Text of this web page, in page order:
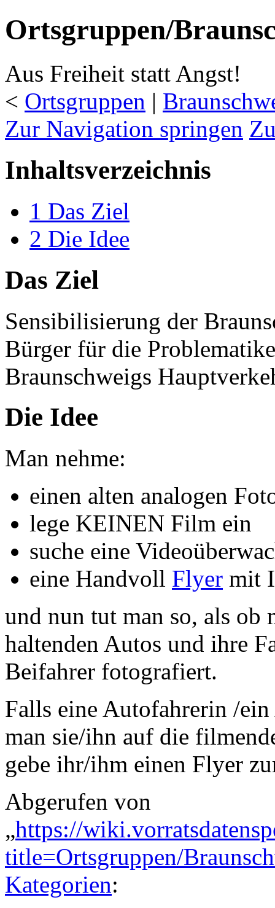
Ortsgruppen/
Aus Freiheit statt Angst!
< Ortsgruppen ‎ |
Zur Navigation springen
Inhaltsverzeichnis
1 Das Ziel
2 Die Idee
Das Ziel
Sensibilisierung der
Bürger für die
Braunschweigs
Die Idee
Man nehme:
einen alten analogen
lege KEINEN Film ein
suche eine
eine Handvoll Flyer mit
und nun tut man so, als ob
haltenden Autos und ihre
Beifahrer fotografiert.
Falls eine Autofahrerin /
man sie/ihn auf die
gebe ihr/ihm einen Flyer
Abgerufen von
„https://
title=Ortsgruppen/
Kategorien: